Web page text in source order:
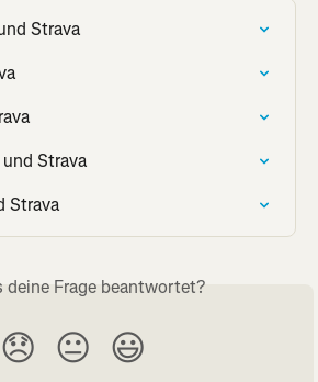
Strava
Strava
Strava
deine Frage beantwortet?
😞 😐 😃